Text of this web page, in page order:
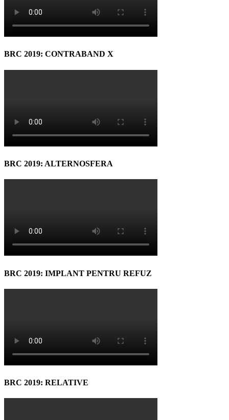
BRC 2019: CONTRABAND X
BRC 2019: ALTERNOSFERA
BRC 2019: IMPLANT PENTRU REFUZ
BRC 2019: RELATIVE